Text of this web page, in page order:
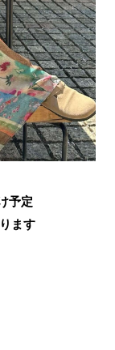
予定
ます